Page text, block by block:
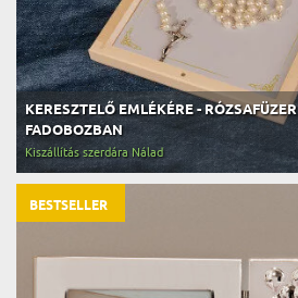
KERESZTELŐ EMLÉKÉRE - RÓZSAFÜZER
FADOBOZBAN
Kiszállítás szerdára Nálad
BESTSELLER